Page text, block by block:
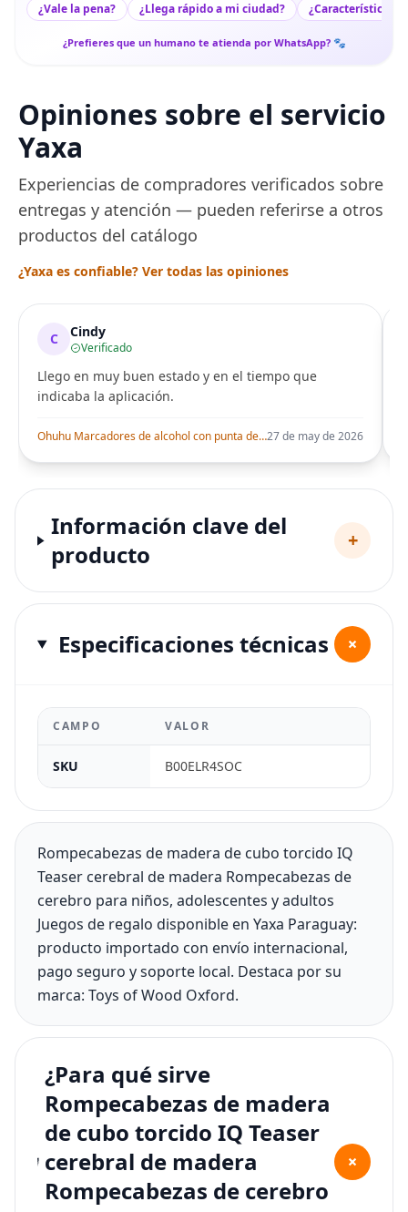
¿Vale la pena? ¿Llega rápido a mi ciudad? ¿Características
¿Prefieres que un humano te atienda por WhatsApp? 🐾
Opiniones sobre el servicio
Yaxa
Experiencias de compradores verificados sobre
entregas y atención — pueden referirse a otros
productos del catálogo
¿Yaxa es confiable? Ver todas las opiniones
C Cindy
Verificado
Llego en muy buen estado y en el tiempo que
indicaba la aplicación.
Ohuhu Marcadores de alcohol con punta de pincel – Juego de marcadores artísticos de doble punta con certificación AP para artistas adultos27 de may de 2026
Información clave del
producto
+
Especificaciones técnicas +
CAMPO VALOR
SKU B00ELR4SOC
Rompecabezas de madera de cubo torcido IQ
Teaser cerebral de madera Rompecabezas de
cerebro para niños, adolescentes y adultos
Juegos de regalo disponible en Yaxa Paraguay:
producto importado con envío internacional,
pago seguro y soporte local. Destaca por su
marca: Toys of Wood Oxford.
¿Para qué sirve
Rompecabezas de madera
de cubo torcido IQ Teaser
cerebral de madera
Rompecabezas de cerebro
+